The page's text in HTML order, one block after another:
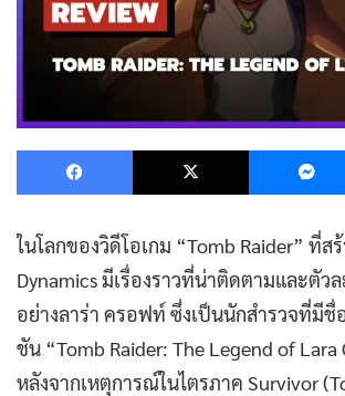
Facebook X
ในโลกของวิดีโอเกม “Tomb Raider” ที่ส
Dynamics มีเรื่องราวที่น่าติดตามและตัว
อย่างลาร่า ครอฟท์ ซึ่งเป็นนักสำรวจที่มีชื่
ชัน “Tomb Raider: The Legend of
หลังจากเหตุการณ์ในไตรภาค Survivor